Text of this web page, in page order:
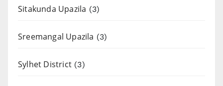
Sitakunda Upazila (3)
Sreemangal Upazila (3)
Sylhet District (3)